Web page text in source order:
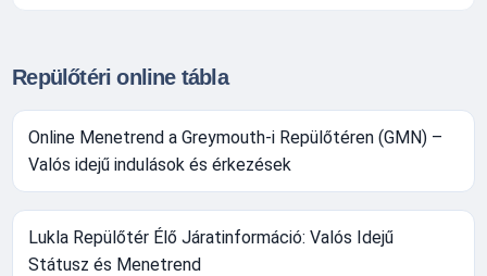
Repülőtéri online tábla
Online Menetrend a Greymouth-i Repülőtéren (GMN) –
Valós idejű indulások és érkezések
Lukla Repülőtér Élő Járatinformáció: Valós Idejű
Státusz és Menetrend